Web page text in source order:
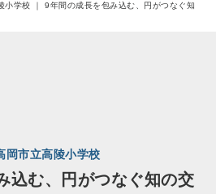
小学校 ｜ 9年間の成長を包み込む、円がつなぐ知
岡市立高陵小学校
込む、円がつなぐ知の交